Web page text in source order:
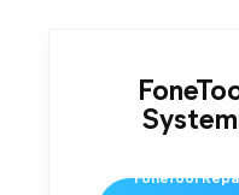
FoneTool